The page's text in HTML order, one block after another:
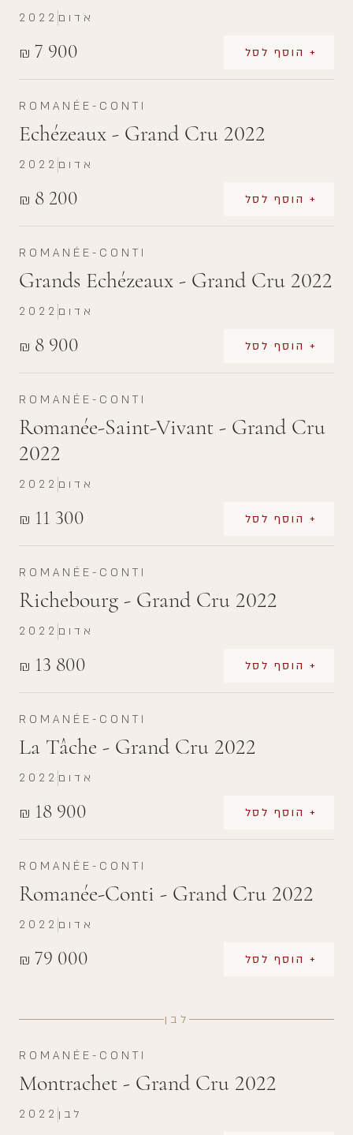
₪ 7 900 + הוסף לסל
2022 אדום
ROMANÉE-CONTI
Echézeaux - Grand Cru 2022
₪ 8 200 + הוסף לסל
2022 אדום
ROMANÉE-CONTI
Grands Echézeaux - Grand Cru 2022
₪ 8 900 + הוסף לסל
2022 אדום
ROMANÉE-CONTI
Romanée-Saint-Vivant - Grand Cru
2022
₪ 11 300 + הוסף לסל
2022 אדום
ROMANÉE-CONTI
Richebourg - Grand Cru 2022
₪ 13 800 + הוסף לסל
2022 אדום
ROMANÉE-CONTI
La Tâche - Grand Cru 2022
₪ 18 900 + הוסף לסל
2022 אדום
ROMANÉE-CONTI
Romanée-Conti - Grand Cru 2022
₪ 79 000 + הוסף לסל
2022 אדום
לבן
ROMANÉE-CONTI
Montrachet - Grand Cru 2022
2022 לבן